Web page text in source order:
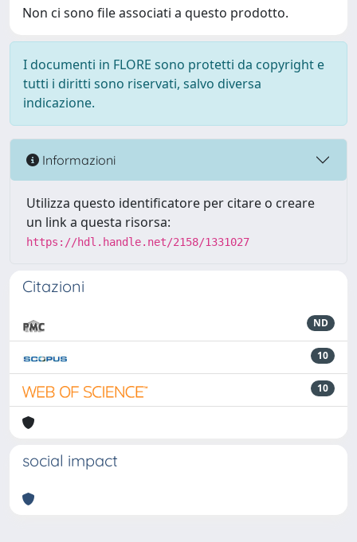
Non ci sono file associati a questo prodotto.
I documenti in FLORE sono protetti da copyright e
tutti i diritti sono riservati, salvo diversa
indicazione.
Informazioni
Utilizza questo identificatore per citare o creare
un link a questa risorsa:
https://hdl.handle.net/2158/1331027
Citazioni
ND
10
10
social impact